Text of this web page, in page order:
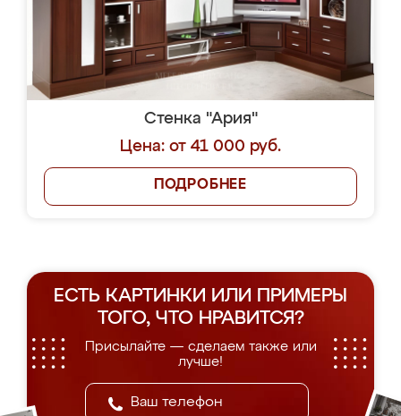
Стенка "Ария"
Цена: от 41 000 руб.
ПОДРОБНЕЕ
ЕСТЬ КАРТИНКИ ИЛИ ПРИМЕРЫ
ТОГО, ЧТО НРАВИТСЯ?
Присылайте — сделаем также или
лучше!